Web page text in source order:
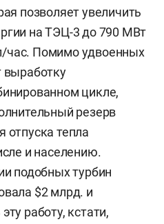
позволяет увеличить
на ТЭЦ-3 до 790 МВт
час. Помимо удвоенных
выработку
цикле,
резерв
отпуска тепла
и населению.
подобных турбин
$2 млрд. и
работу, кстати,